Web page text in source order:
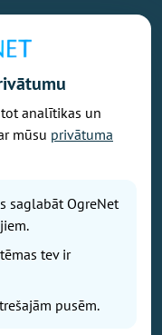
kļūdu? Ir
iesūtīt rakstu par
padoms? Rakstiet uz
analītikas un
mūsu privātuma
saglabāt OgreNet
tev ir
pusēm.